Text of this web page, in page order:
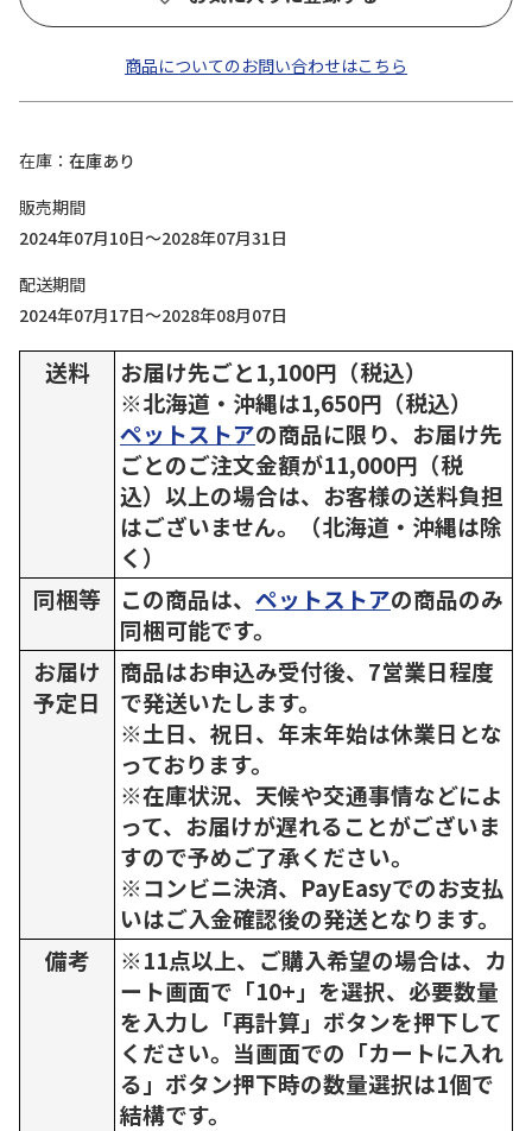
商品についてのお問い合わせはこちら
在庫
在庫あり
販売期間
2024年07月10日～2028年07月31日
配送期間
2024年07月17日～2028年08月07日
送料
お届け先ごと1,100円（税込）
※北海道・沖縄は1,650円（税込）
ペットストアの商品に限り、お届け先
ごとのご注文金額が11,000円（税
込）以上の場合は、お客様の送料負担
はございません。（北海道・沖縄は除
く）
同梱等
この商品は、 ペットストアの商品のみ
同梱可能です。
お届け
予定日
商品はお申込み受付後、7営業日程度
で発送いたします。
※土日、祝日、年末年始は休業日とな
っております。
※在庫状況、天候や交通事情などによ
って、お届けが遅れることがございま
すので予めご了承ください。
※コンビニ決済、PayEasyでのお支払
いはご入金確認後の発送となります。
備考
※11点以上、ご購入希望の場合は、カ
ート画面で「10+」を選択、必要数量
を入力し「再計算」ボタンを押下して
ください。当画面での「カートに入れ
る」ボタン押下時の数量選択は1個で
結構です。